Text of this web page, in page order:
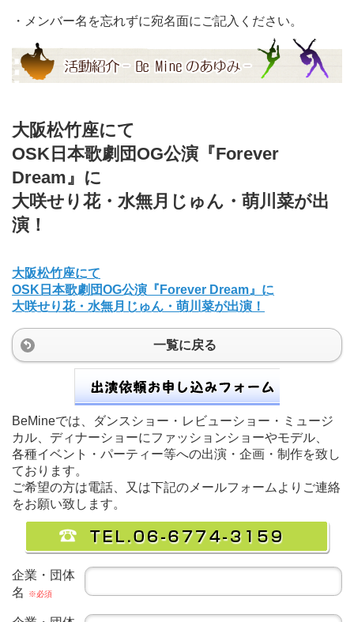
・メンバー名を忘れずに宛名面にご記入ください。
大阪松竹座にて
OSK日本歌劇団OG公演『Forever
Dream』に
大咲せり花・水無月じゅん・萌川菜が出
演！
大阪松竹座にて
OSK日本歌劇団OG公演『Forever Dream』に
大咲せり花・水無月じゅん・萌川菜が出演！
一覧に戻る
BeMineでは、ダンスショー・レビューショー・ミュージ
カル、ディナーショーにファッションショーやモデル、
各種イベント・パーティー等への出演・企画・制作を致し
ております。
ご希望の方は電話、又は下記のメールフォームよりご連絡
をお願い致します。
企業・団体
名
※必須